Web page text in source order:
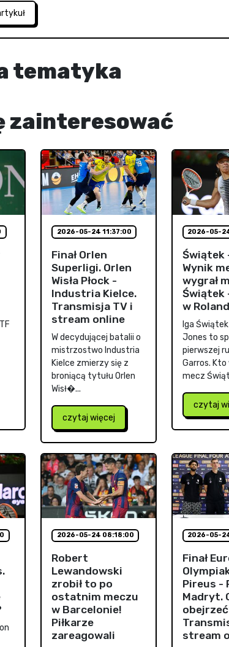
tematyka
zainteresować
2026-05-24 11:37:00
Finał Orlen
Superligi. Orlen
Wisła Płock -
Industria Kielce.
Transmisja TV i
stream online
W decydującej batalii o
mistrzostwo Industria
Kielce zmierzy się z
broniącą tytułu Orlen
Wisł�...
czytaj więcej
2026-05-
Świątek
Wynik
wygrał
Świątek
w
Iga
Jones to
pierwszej
Garros. Kto
mecz
czytaj
2026-05-24 08:18:00
Robert
Lewandowski
zrobił to po
ostatnim meczu
w Barcelonie!
Piłkarze
zareagowali
2026-05-
Finał
Pireus -
Madryt.
stream